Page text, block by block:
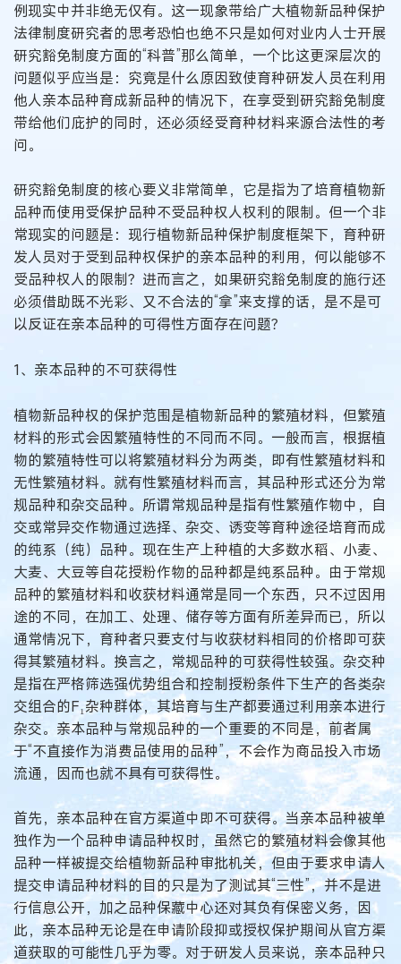
例现实中并非绝无仅有。这一现象带给广大植物新品种保护
法律制度研究者的思考恐怕也绝不只是如何对业内人士开展
研究豁免制度方面的“科普”那么简单，一个比这更深层次的
问题似乎应当是：究竟是什么原因致使育种研发人员在利用
他人亲本品种育成新品种的情况下，在享受到研究豁免制度
带给他们庇护的同时，还必须经受育种材料来源合法性的考
问。
研究豁免制度的核心要义非常简单，它是指为了培育植物新
品种而使用受保护品种不受品种权人权利的限制。但一个非
常现实的问题是：现行植物新品种保护制度框架下，育种研
发人员对于受到品种权保护的亲本品种的利用，何以能够不
受品种权人的限制？进而言之，如果研究豁免制度的施行还
必须借助既不光彩、又不合法的“拿”来支撑的话，是不是可
以反证在亲本品种的可得性方面存在问题？
1、亲本品种的不可获得性
植物新品种权的保护范围是植物新品种的繁殖材料，但繁殖
材料的形式会因繁殖特性的不同而不同。一般而言，根据植
物的繁殖特性可以将繁殖材料分为两类，即有性繁殖材料和
无性繁殖材料。就有性繁殖材料而言，其品种形式还分为常
规品种和杂交品种。所谓常规品种是指有性繁殖作物中，自
交或常异交作物通过选择、杂交、诱变等育种途径培育而成
的纯系（纯）品种。现在生产上种植的大多数水稻、小麦、
大麦、大豆等自花授粉作物的品种都是纯系品种。由于常规
品种的繁殖材料和收获材料通常是同一个东西，只不过因用
途的不同，在加工、处理、储存等方面有所差异而已，所以
通常情况下，育种者只要支付与收获材料相同的价格即可获
得其繁殖材料。换言之，常规品种的可获得性较强。杂交种
是指在严格筛选强优势组合和控制授粉条件下生产的各类杂
交组合的F₁杂种群体，其培育与生产都要通过利用亲本进行
杂交。亲本品种与常规品种的一个重要的不同是，前者属
于“不直接作为消费品使用的品种”，不会作为商品投入市场
流通，因而也就不具有可获得性。
首先，亲本品种在官方渠道中即不可获得。当亲本品种被单
独作为一个品种申请品种权时，虽然它的繁殖材料会像其他
品种一样被提交给植物新品种审批机关，但由于要求申请人
提交申请品种材料的目的只是为了测试其“三性”，并不是进
行信息公开，加之品种保藏中心还对其负有保密义务，因
此，亲本品种无论是在申请阶段抑或授权保护期间从官方渠
道获取的可能性几乎为零。对于研发人员来说，亲本品种只